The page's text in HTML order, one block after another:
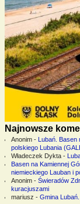
Najnowsze
Anonim- Lubań. Basen
polskiego Lubania
Władeczek Dykta-
Basen na Kamiennej
niemieckiego Lauban i
Anonim- Świeradów
kuracjuszami
mariusz - Gmina